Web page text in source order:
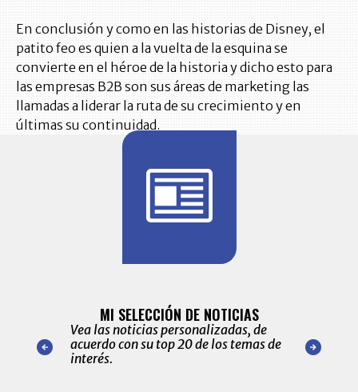
En conclusión y como en las historias de Disney, el
patito feo es quien a la vuelta de la esquina se
convierte en el héroe de la historia y dicho esto para
las empresas B2B son sus áreas de marketing las
llamadas a liderar la ruta de su crecimiento y en
últimas su continuidad.
nuestro
para
MI SELECCIÓN DE NOTICIAS
Vea las noticias personalizadas, de
acuerdo con su top 20 de los temas de
interés.
de las